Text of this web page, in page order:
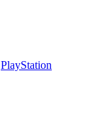
PlayStation